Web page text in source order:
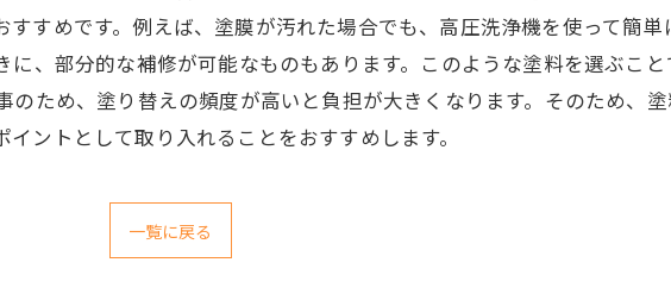
すめです。例えば、塗膜が汚れた場合でも、高圧洗浄機を使って簡
、部分的な補修が可能なものもあります。このような塗料を選ぶこ
ため、塗り替えの頻度が高いと負担が大きくなります。そのため、
ントとして取り入れることをおすすめします。
一覧に戻る